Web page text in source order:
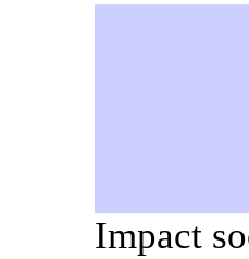
Impact